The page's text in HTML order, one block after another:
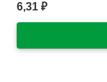
6,31 ₽